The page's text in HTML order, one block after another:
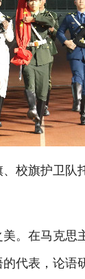
校旗护卫
。在马克
代表，论